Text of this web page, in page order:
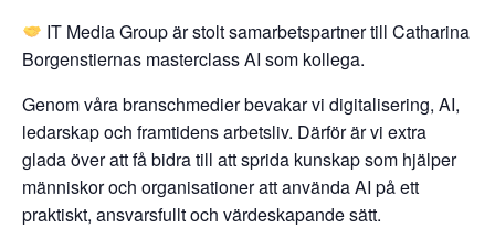
IT Media Group är stolt samarbetspartner till Catharina
Borgenstiernas masterclass AI som kollega.
Genom våra branschmedier bevakar vi digitalisering, AI,
ledarskap och framtidens arbetsliv. Därför är vi extra
glada över att få bidra till att sprida kunskap som hjälper
människor och organisationer att använda AI på ett
praktiskt, ansvarsfullt och värdeskapande sätt.